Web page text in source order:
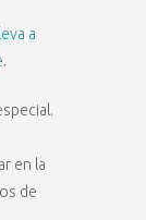
a
.
en la
de